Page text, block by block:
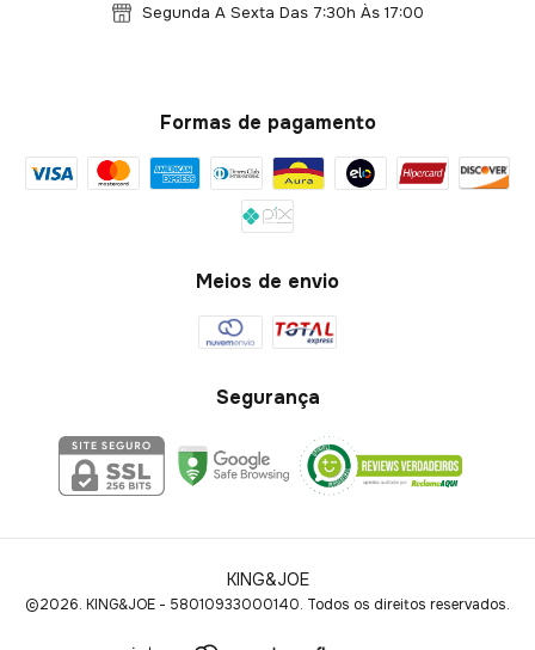
Segunda A Sexta Das 7:30h Às 17:00
Formas de pagamento
Meios de envio
Segurança
KING&JOE
©2026. KING&JOE - 58010933000140. Todos os direitos reservados.